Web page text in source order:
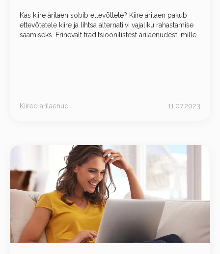
Kas kiire ärilaen sobib ettevõttele? Kiire ärilaen pakub
ettevõtetele kiire ja lihtsa alternatiivi vajaliku rahastamise
saamiseks. Erinevalt traditsioonilistest ärilaenudest, mille
Kiired ärilaenud 11.07.2023